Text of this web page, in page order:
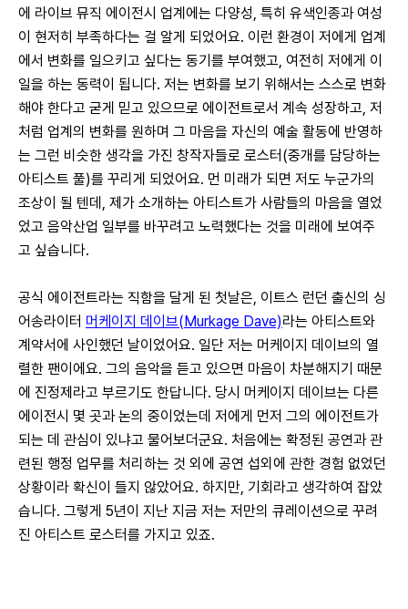
에 라이브 뮤직 에이전시 업계에는 다양성, 특히 유색인종과 여성
이 현저히 부족하다는 걸 알게 되었어요. 이런 환경이 저에게 업계
에서 변화를 일으키고 싶다는 동기를 부여했고, 여전히 저에게 이
일을 하는 동력이 됩니다. 저는 변화를 보기 위해서는 스스로 변화
해야 한다고 굳게 믿고 있으므로 에이전트로서 계속 성장하고, 저
처럼 업계의 변화를 원하며 그 마음을 자신의 예술 활동에 반영하
는 그런 비슷한 생각을 가진 창작자들로 로스터(중개를 담당하는
아티스트 풀)를 꾸리게 되었어요. 먼 미래가 되면 저도 누군가의
조상이 될 텐데, 제가 소개하는 아티스트가 사람들의 마음을 열었
었고 음악산업 일부를 바꾸려고 노력했다는 것을 미래에 보여주
고 싶습니다.
공식 에이전트라는 직함을 달게 된 첫날은, 이트스 런던 출신의 싱
어송라이터 머케이지 데이브(Murkage Dave)라는 아티스트와
계약서에 사인했던 날이었어요. 일단 저는 머케이지 데이브의 열
렬한 팬이에요. 그의 음악을 듣고 있으면 마음이 차분해지기 때문
에 진정제라고 부르기도 한답니다. 당시 머케이지 데이브는 다른
에이전시 몇 곳과 논의 중이었는데 저에게 먼저 그의 에이전트가
되는 데 관심이 있냐고 물어보더군요. 처음에는 확정된 공연과 관
련된 행정 업무를 처리하는 것 외에 공연 섭외에 관한 경험 없었던
상황이라 확신이 들지 않았어요. 하지만, 기회라고 생각하여 잡았
습니다. 그렇게 5년이 지난 지금 저는 저만의 큐레이션으로 꾸려
진 아티스트 로스터를 가지고 있죠.